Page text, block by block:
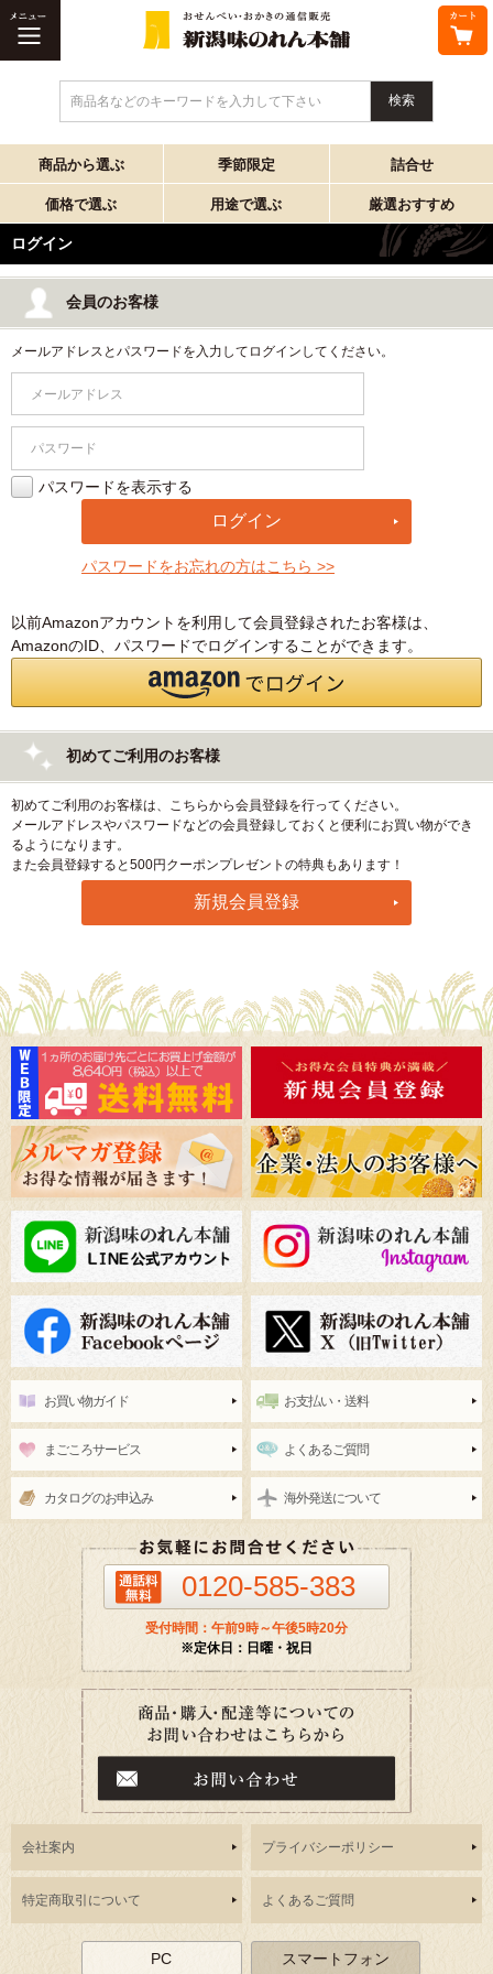
商品名などのキーワードを入力して下さい
商品から選ぶ 季節限定 詰合せ
価格で選ぶ 用途で選ぶ 厳選おすすめ
ログイン
会員のお客様
メールアドレスとパスワードを入力してログインしてください。
パスワードを表示する
パスワードをお忘れの方はこちら >>
以前Amazonアカウントを利用して会員登録されたお客様は、
AmazonのID、パスワードでログインすることができます。
初めてご利用のお客様
初めてご利用のお客様は、こちらから会員登録を行ってください。
メールアドレスやパスワードなどの会員登録しておくと便利にお買い物ができ
るようになります。
また会員登録すると500円クーポンプレゼントの特典もあります！
お買い物ガイド お支払い・送料
まごころサービス よくあるご質問
カタログのお申込み 海外発送について
0120-585-383
受付時間：午前9時～午後5時20分
※定休日：日曜・祝日
会社案内 プライバシーポリシー
特定商取引について よくあるご質問
PC スマートフォン